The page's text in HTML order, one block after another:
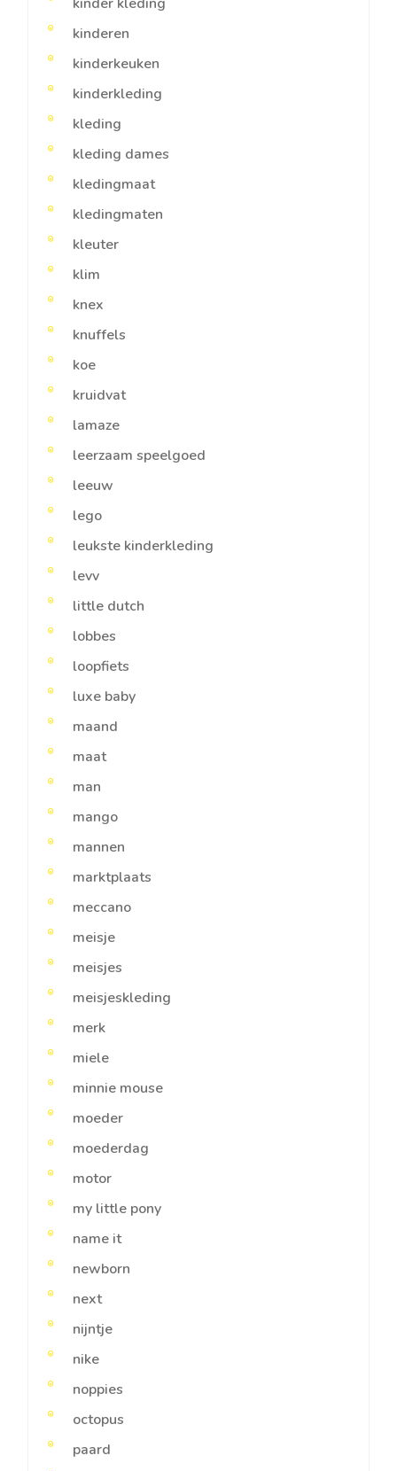
kinderen
kinderkeuken
kinderkleding
kleding
kleding dames
kledingmaat
kledingmaten
kleuter
klim
knex
knuffels
koe
kruidvat
lamaze
leerzaam speelgoed
leeuw
lego
leukste kinderkleding
levv
little dutch
lobbes
loopfiets
luxe baby
maand
maat
man
mango
mannen
marktplaats
meccano
meisje
meisjes
meisjeskleding
merk
miele
minnie mouse
moeder
moederdag
motor
my little pony
name it
newborn
next
nijntje
nike
noppies
octopus
paard